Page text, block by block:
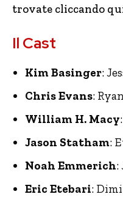
trovate cliccando
Il Cast
Kim Basinger:
Chris Evans: Ryan
William H. Macy
Jason Statham:
Noah Emmerich:
Eric Etebari: